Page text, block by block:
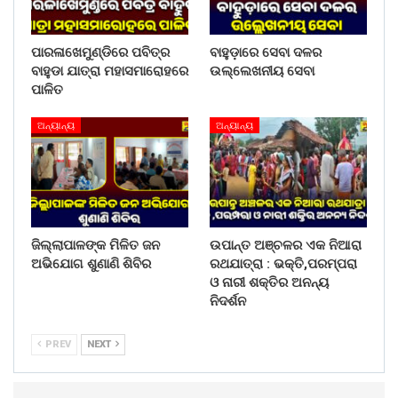
ପାରଳାଖେମୁଣ୍ଡିରେ ପବିତ୍ର
ବାହୁଡା ଯାତ୍ରା ମହାସମାରୋହରେ
ପାଳିତ
ବାହୁଡ଼ାରେ ସେବା ଦଳର
ଉଲ୍ଲେଖନୀୟ ସେବା
ଅନ୍ୟାନ୍ୟ
ଜିଲ୍ଲାପାଳଙ୍କ ମିଳିତ ଜନ
ଅଭିଯୋଗ ଶୁଣାଣି ଶିବିର
ଅନ୍ୟାନ୍ୟ
ଉପାନ୍ତ ଅଞ୍ଚଳର ଏକ ନିଆରା
ରଥଯାତ୍ରା : ଭକ୍ତି,ପରମ୍ପରା
ଓ ନାରୀ ଶକ୍ତିର ଅନନ୍ୟ
ନିଦର୍ଶନ
PREV NEXT